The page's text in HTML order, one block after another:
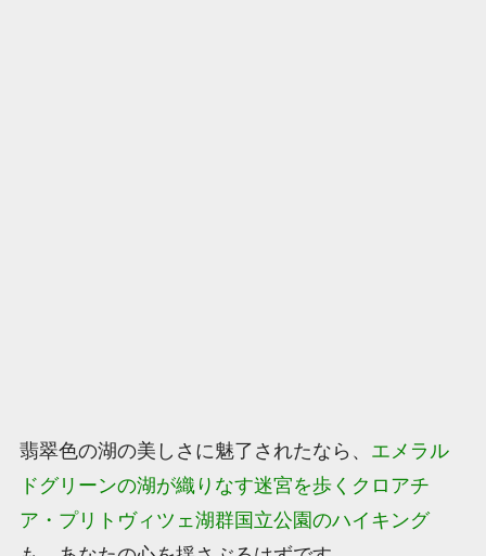
翡翠色の湖の美しさに魅了されたなら、 エメラル
ドグリーンの湖が織りなす迷宮を歩くクロアチ
ア・プリトヴィツェ湖群国立公園のハイキング